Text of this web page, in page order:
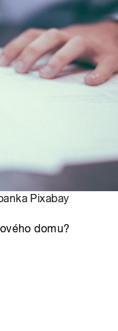
Pixabay
domu?